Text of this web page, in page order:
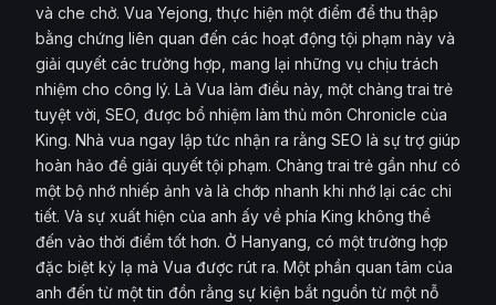
và che chở. Vua Yejong, thực hiện một điểm để thu thập
bằng chứng liên quan đến các hoạt động tội phạm này và
giải quyết các trường hợp, mang lại những vụ chịu trách
nhiệm cho công lý. Là Vua làm điều này, một chàng trai trẻ
tuyệt vời, SEO, được bổ nhiệm làm thủ môn Chronicle của
King. Nhà vua ngay lập tức nhận ra rằng SEO là sự trợ giúp
hoàn hảo để giải quyết tội phạm. Chàng trai trẻ gần như có
một bộ nhớ nhiếp ảnh và là chớp nhanh khi nhớ lại các chi
tiết. Và sự xuất hiện của anh ấy về phía King không thể
đến vào thời điểm tốt hơn. Ở Hanyang, có một trường hợp
đặc biệt kỳ lạ mà Vua được rút ra. Một phần quan tâm của
anh đến từ một tin đồn rằng sự kiện bắt nguồn từ một nỗ